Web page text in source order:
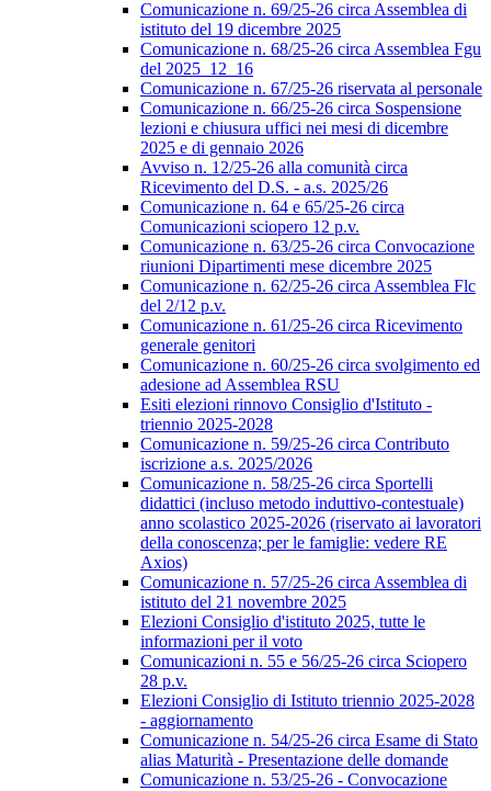
Comunicazione n. 69/25-26 circa Assemblea di
istituto del 19 dicembre 2025
Comunicazione n. 68/25-26 circa Assemblea Fgu
del 2025_12_16
Comunicazione n. 67/25-26 riservata al personale
Comunicazione n. 66/25-26 circa Sospensione
lezioni e chiusura uffici nei mesi di dicembre
2025 e di gennaio 2026
Avviso n. 12/25-26 alla comunità circa
Ricevimento del D.S. - a.s. 2025/26
Comunicazione n. 64 e 65/25-26 circa
Comunicazioni sciopero 12 p.v.
Comunicazione n. 63/25-26 circa Convocazione
riunioni Dipartimenti mese dicembre 2025
Comunicazione n. 62/25-26 circa Assemblea Flc
del 2/12 p.v.
Comunicazione n. 61/25-26 circa Ricevimento
generale genitori
Comunicazione n. 60/25-26 circa svolgimento ed
adesione ad Assemblea RSU
Esiti elezioni rinnovo Consiglio d'Istituto -
triennio 2025-2028
Comunicazione n. 59/25-26 circa Contributo
iscrizione a.s. 2025/2026
Comunicazione n. 58/25-26 circa Sportelli
didattici (incluso metodo induttivo-contestuale)
anno scolastico 2025-2026 (riservato ai lavoratori
della conoscenza; per le famiglie: vedere RE
Axios)
Comunicazione n. 57/25-26 circa Assemblea di
istituto del 21 novembre 2025
Elezioni Consiglio d'istituto 2025, tutte le
informazioni per il voto
Comunicazioni n. 55 e 56/25-26 circa Sciopero
28 p.v.
Elezioni Consiglio di Istituto triennio 2025-2028
- aggiornamento
Comunicazione n. 54/25-26 circa Esame di Stato
alias Maturità - Presentazione delle domande
Comunicazione n. 53/25-26 - Convocazione